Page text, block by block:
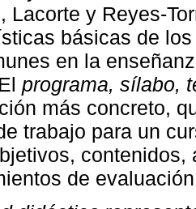
Lacorte y Reyes-
básicas de
en la
programa, sílabo,
más concreto,
trabajo para un
de